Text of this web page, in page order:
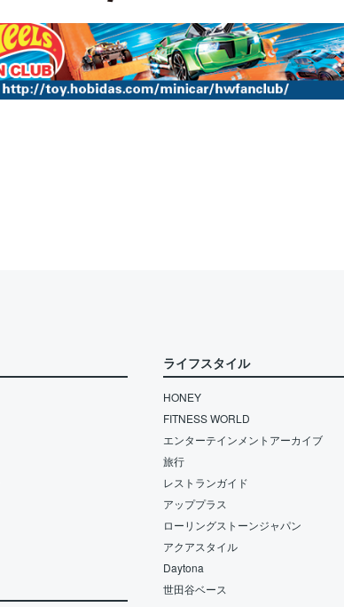
ライフスタイル
HONEY
FITNESS WORLD
エンターテインメントアーカイブ
旅行
レストランガイド
アッププラス
ローリングストーンジャパン
アクアスタイル
Daytona
世田谷ベース